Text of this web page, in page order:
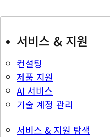
서비스 & 지원
컨설팅
제품 지원
AI 서비스
기술 계정 관리
서비스 & 지원 탐색